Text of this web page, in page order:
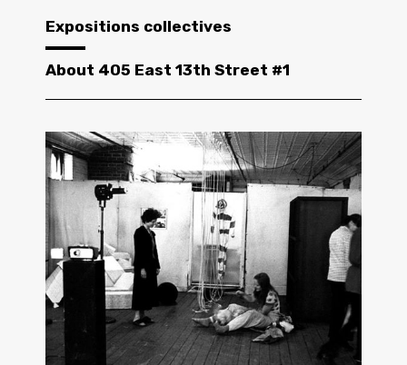
Expositions collectives
About 405 East 13th Street #1